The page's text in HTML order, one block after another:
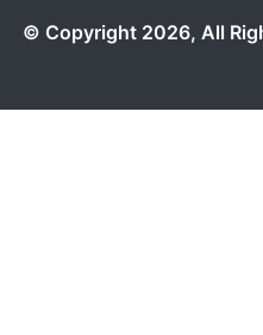
© Copyright 2026, All